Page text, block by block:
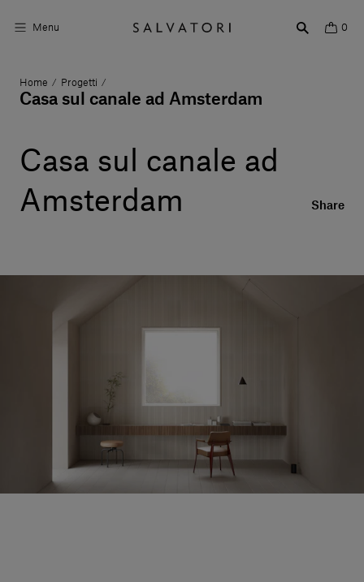
Menu 0
Superfici
Arredo casa
Ambienti
Servizi al cliente
Italiano
Home / Progetti /
Casa sul canale ad Amsterdam
Casa sul canale ad
Amsterdam
Share